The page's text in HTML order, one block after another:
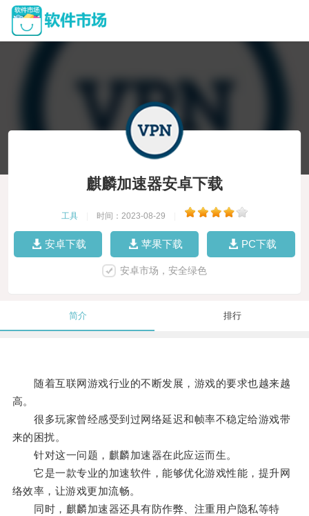
麒麟加速器安卓下载
工具 时间：2023-08-29
安卓下载 苹果下载 PC下载
安卓市场，安全绿色
简介 排行
随着互联网游戏行业的不断发展，游戏的要求也越来越
高。
很多玩家曾经感受到过网络延迟和帧率不稳定给游戏带
来的困扰。
针对这一问题，麒麟加速器在此应运而生。
它是一款专业的加速软件，能够优化游戏性能，提升网
络效率，让游戏更加流畅。
同时，麒麟加速器还具有防作弊、注重用户隐私等特